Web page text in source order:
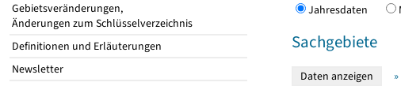
Gebietsveränderungen,
Änderungen zum Schlüsselverzeichnis
Definitionen und Erläuterungen
Newsletter
Jahresdaten
Sachgebiete